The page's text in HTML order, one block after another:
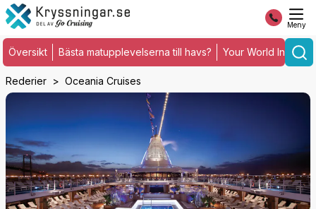
Meny
Översikt Bästa matupplevelserna till havs? Your World
Rederier Oceania Cruises